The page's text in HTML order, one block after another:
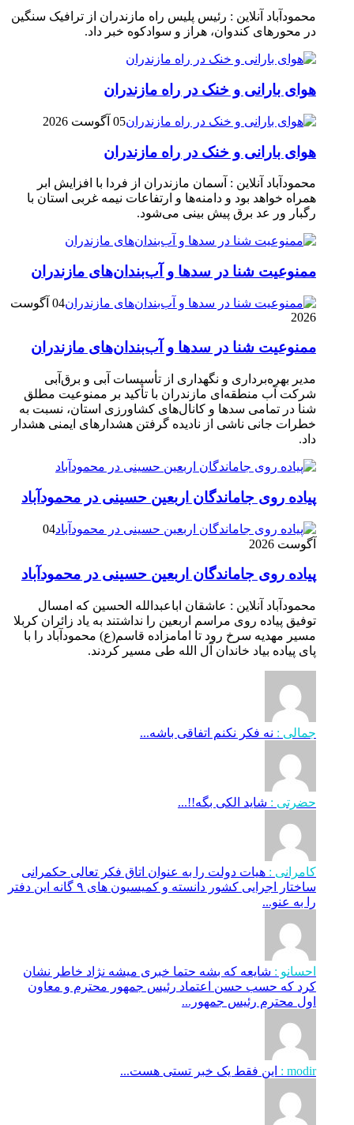
محمودآباد آنلاین : رئیس پلیس راه مازندران از ترافیک سنگین
در محور‌های کندوان، هراز و سوادکوه خبر داد.
هوای بارانی و خنک در راه مازندران
05 آگوست 2026
هوای بارانی و خنک در راه مازندران
محمودآباد آنلاین : آسمان مازندران از فردا با افزایش ابر
همراه خواهد بود و دامنه‌ها و ارتفاعات نیمه غربی استان با
رگبار ور عد برق پیش بینی می‌شود.
ممنوعیت شنا در سدها و آب‌بندان‌‌های مازندران
04 آگوست
2026
ممنوعیت شنا در سدها و آب‌بندان‌‌های مازندران
مدیر بهره‌برداری و نگهداری از تأسیسات آبی و برق‌آبی
شرکت آب منطقه‌ای مازندران با تأکید بر ممنوعیت مطلق
شنا در تمامی سدها و کانال‌های کشاورزی استان، نسبت به
خطرات جانی ناشی از نادیده گرفتن هشدارهای ایمنی هشدار
داد.
پیاده روی جاماندگان اربعین حسینی در محمودآباد
04
آگوست 2026
پیاده روی جاماندگان اربعین حسینی در محمودآباد
محمودآباد آنلاین : عاشقان اباعبدالله الحسین که امسال
توفیق پیاده روی مراسم اربعین را نداشتند به یاد زائران کربلا
مسیر مهدیه سرخ رود تا امامزاده قاسم(ع) محمودآباد را با
پای پیاده بیاد خاندان آل الله طی مسیر کردند.
جمالی : نه فکر نکنم اتفاقی باشه...
حضرتی : شاید الکی بگه!!...
کامرانی : هیات دولت را به عنوان اتاق فکر تعالی حکمرانی
ساختار اجرایی کشور دانسته و کمیسیون های ۹ گانه این دفتر
را به عنو...
احسانو : شایعه که بشه حتما خبری میشه نژاد خاطر نشان
کرد که حسب حسن اعتماد رئیس جمهور محترم و معاون
اول محترم رئیس جمهور...
modir : این فقط یک خبر تستی هست...